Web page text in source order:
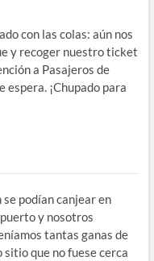
con las colas: aún nos
y recoger nuestro ticket
a Pasajeros de
espera. ¡Chupado para
podían canjear en
y nosotros
tantas ganas de
que no fuese cerca